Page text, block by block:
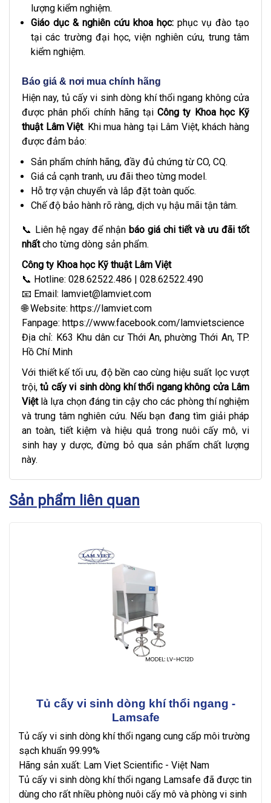
lượng kiểm nghiệm.
Giáo dục & nghiên cứu khoa học: phục vụ đào tạo
tại các trường đại học, viện nghiên cứu, trung tâm
kiểm nghiệm.
Báo giá & nơi mua chính hãng
Hiện nay, tủ cấy vi sinh dòng khí thổi ngang không cửa
được phân phối chính hãng tạiCông ty Khoa học Kỹ
thuật Lâm Việt. Khi mua hàng tại Lâm Việt, khách hàng
được đảm bảo:
Sản phẩm chính hãng, đầy đủ chứng từ CO, CQ.
Giá cả cạnh tranh, ưu đãi theo từng model.
Hỗ trợ vận chuyển và lắp đặt toàn quốc.
Chế độ bảo hành rõ ràng, dịch vụ hậu mãi tận tâm.
📞 Liên hệ ngay để nhận báo giá chi tiết và ưu đãi tốt
nhấtcho từng dòng sản phẩm.
Công ty Khoa học Kỹ thuật Lâm Việt
📞 Hotline: 028.62522.486 | 028.62522.490
📧 Email: lamviet@lamviet.com
🌐 Website: https://lamviet.com
Fanpage: https://www.facebook.com/lamvietscience
Địa chỉ: K63 Khu dân cư Thới An, phường Thới An, TP.
Hồ Chí Minh
Với thiết kế tối ưu, độ bền cao cùng hiệu suất lọc vượt
trội,tủ cấy vi sinh dòng khí thổi ngang không cửa Lâm
Việtlà lựa chọn đáng tin cậy cho các phòng thí nghiệm
và trung tâm nghiên cứu. Nếu bạn đang tìm giải pháp
an toàn, tiết kiệm và hiệu quả trong nuôi cấy mô, vi
sinh hay y dược, đừng bỏ qua sản phẩm chất lượng
này.
Tủ cấy vi sinh dòng khí thổi ngang -
Lamsafe
Tủ cấy vi sinh dòng khí thổi ngang cung cấp môi trường
sạch khuẩn 99.99%
Hãng sản xuất: Lam Viet Scientific - Việt Nam
Tủ cấy vi sinh dòng khí thổi ngang Lamsafe đã được tin
dùng cho rất nhiều phòng nuôi cấy mô và phòng vi sinh